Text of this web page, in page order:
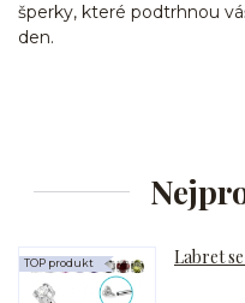
šperky, které podtrhnou
den.
Labret
TOP produkt